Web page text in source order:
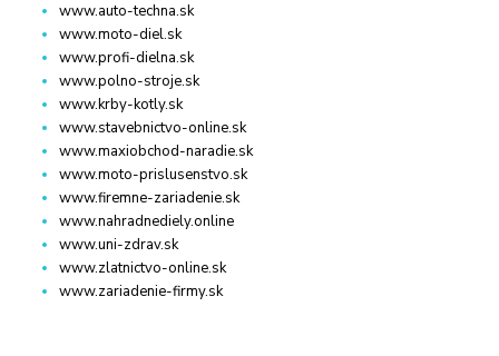
www.auto-techna.sk
www.moto-diel.sk
www.profi-dielna.sk
www.polno-stroje.sk
www.krby-kotly.sk
www.stavebnictvo-online.sk
www.maxiobchod-naradie.sk
www.moto-prislusenstvo.sk
www.firemne-zariadenie.sk
www.nahradnediely.online
www.uni-zdrav.sk
www.zlatnictvo-online.sk
www.zariadenie-firmy.sk